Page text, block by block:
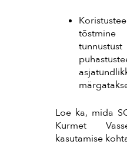
Loe ka, mida
Kurmet
kasutamise